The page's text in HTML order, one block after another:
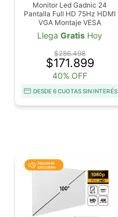
Monitor Led Gadnic 24
Pantalla Full HD 75Hz HDMI
VGA Montaje VESA
Llega Gratis Hoy
$286.498
$171.899
40% OFF
DESDE 6 CUOTAS SIN INTERÉS